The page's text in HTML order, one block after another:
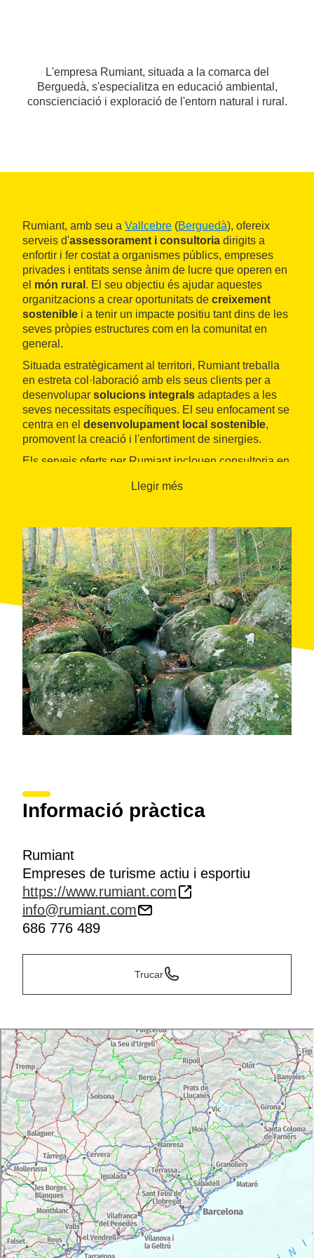
L'empresa Rumiant, situada a la comarca del
Berguedà, s'especialitza en educació ambiental,
conscienciació i exploració de l'entorn natural i rural.
Rumiant, amb seu a Vallcebre (Berguedà), ofereix
serveis d'assessorament i consultoria dirigits a
enfortir i fer costat a organismes públics, empreses
privades i entitats sense ànim de lucre que operen en
el món rural . El seu objectiu és ajudar aquestes
organitzacions a crear oportunitats de creixement
sostenible i a tenir un impacte positiu tant dins de les
seves pròpies estructures com en la comunitat en
general.
Situada estratègicament al territori, Rumiant treballa
en estreta col·laboració amb els seus clients per a
desenvolupar solucions integrals adaptades a les
seves necessitats específiques. El seu enfocament se
centra en el desenvolupament local sostenible,
promovent la creació i l'enfortiment de sinergies.
Els serveis oferts per Rumiant inclouen consultoria en
desenvolupament rural, com la millora de
l'empresa brinda suport a autònoms, petites i mitjanes
empreses, així com al sector primari i a entitats sense
ànim de lucre, mitjançant assessorament personalitzat
i acompanyament en la implementació de projectes i
estratègies.
Llegir més
Informació pràctica
Rumiant
Empreses de turisme actiu i esportiu
https://www.rumiant.com
info@rumiant.com
686 776 489
Trucar